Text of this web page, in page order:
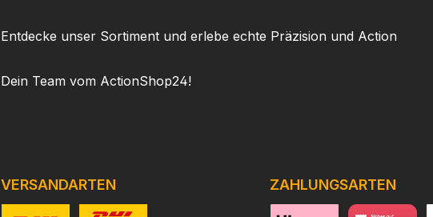
Entdecke unser Sortiment und erlebe echte Präzision und Action
Dein Team vom ActionShop24!
VERSANDARTEN ZAHLUNGSARTEN